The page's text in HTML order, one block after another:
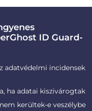
ID Guard-
adatvédelmi incidensek
ha adatai kiszivárogtak
kerültek-e veszélybe